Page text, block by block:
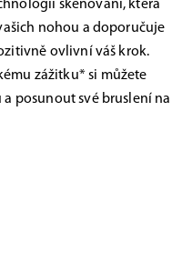
skenování, která
nohou a doporučuje
ovlivní váš krok.
zážitku* si můžete
posunout své bruslení na